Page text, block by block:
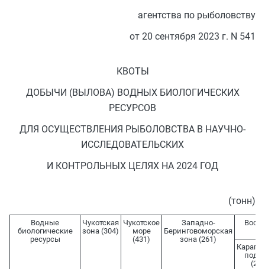
агентства по рыболовству
от 20 сентября 2023 г. N 541
КВОТЫ
ДОБЫЧИ (ВЫЛОВА) ВОДНЫХ БИОЛОГИЧЕСКИХ
РЕСУРСОВ
ДЛЯ ОСУЩЕСТВЛЕНИЯ РЫБОЛОВСТВА В НАУЧНО-
ИССЛЕДОВАТЕЛЬСКИХ
И КОНТРОЛЬНЫХ ЦЕЛЯХ НА 2024 ГОД
(тонн)
Водные
биологические
ресурсы
Чукотская
зона (304)
Чукотское
море
(431)
Западно-
Беринговоморская
зона (261)